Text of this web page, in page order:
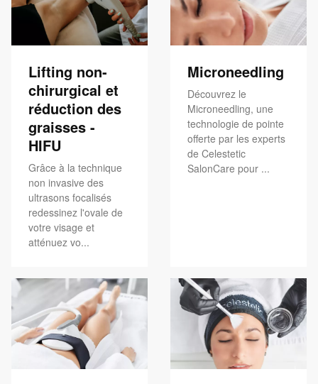
Lifting non-
chirurgical et
réduction des
graisses -
HIFU
Grâce à la technique
non invasive des
ultrasons focalisés
redessinez l'ovale de
votre visage et
atténuez vo...
Microneedling
Découvrez le
Microneedling, une
technologie de pointe
offerte par les experts
de Celestetic
SalonCare pour ...